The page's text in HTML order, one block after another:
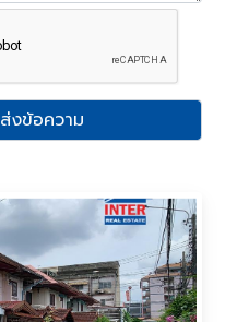
ส่งข้อความ